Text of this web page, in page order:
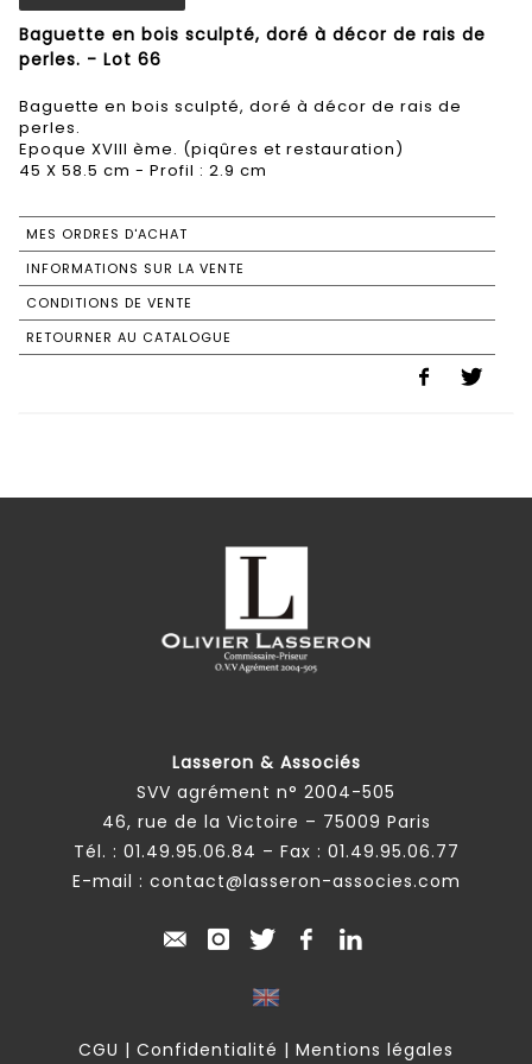
Baguette en bois sculpté, doré à décor de rais de
perles. - Lot 66
Baguette en bois sculpté, doré à décor de rais de
perles.
Epoque XVIII ème. (piqûres et restauration)
45 X 58.5 cm - Profil : 2.9 cm
MES ORDRES D'ACHAT
INFORMATIONS SUR LA VENTE
CONDITIONS DE VENTE
RETOURNER AU CATALOGUE
Lasseron & Associés
SVV agrément n° 2004-505
46, rue de la Victoire – 75009 Paris
Tél. : 01.49.95.06.84 – Fax : 01.49.95.06.77
E-mail : contact@lasseron-associes.com
CGU | Confidentialité | Mentions légales